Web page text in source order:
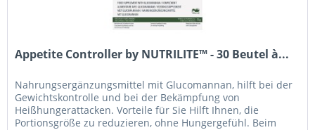
Appetite Controller by NUTRILITE™ - 30 Beutel à...
Nahrungsergänzungsmittel mit Glucomannan, hilft bei der
Gewichtskontrolle und bei der Bekämpfung von
Heißhungerattacken. Vorteile für Sie Hilft Ihnen, die
Portionsgröße zu reduzieren, ohne Hungergefühl. Beim